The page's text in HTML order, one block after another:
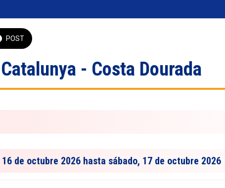
POST
- Costa Dourada
16 de octubre 2026 hasta sábado, 17 de octubre 2026